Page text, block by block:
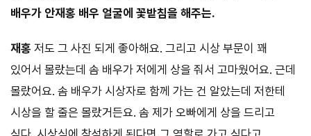
배우가 안재홍 배우 얼굴에 꽃받침을 해주는.
재홍 저도 그 사진 되게 좋아해요. 그리고 시상 부문이 꽤
있어서 몰랐는데 솜 배우가 저에게 상을 줘서 고마웠어요. 근데
몰랐어요. 솜 배우가 시상자로 함께 가는 건 알았는데 저한테
시상을 할 줄은 몰랐거든요. 솜 제가 오빠에게 상을 드리고